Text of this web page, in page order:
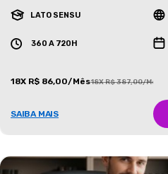
LATO SENSU
360 A 720H
18X R$ 86,00/Mês18X R$ 387,00/Mês
SAIBA MAIS